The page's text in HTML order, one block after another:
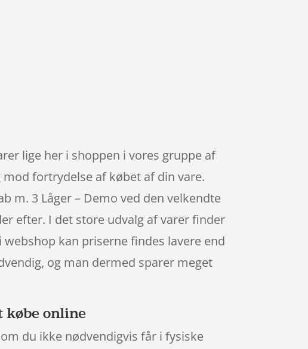
lige her i shoppen i vores gruppe af
fortrydelse af købet af din vare.
m. 3 Låger – Demo ved den velkendte
efter. I det store udvalg af varer finder
kan priserne findes lavere end
og man dermed sparer meget
købe online
du ikke nødvendigvis får i fysiske